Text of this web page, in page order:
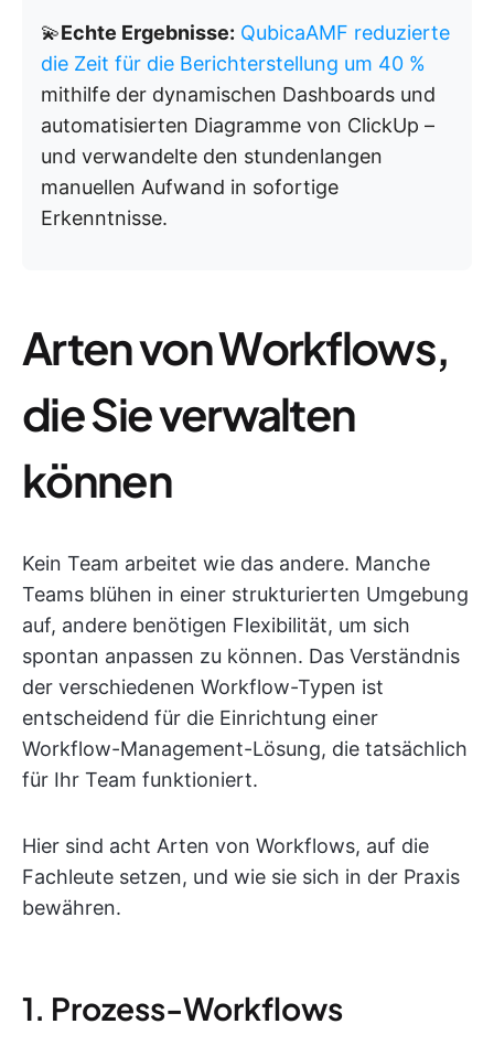
💫Echte Ergebnisse: QubicaAMF reduzierte
die Zeit für die Berichterstellung um 40 %
mithilfe der dynamischen Dashboards und
automatisierten Diagramme von ClickUp –
und verwandelte den stundenlangen
manuellen Aufwand in sofortige
Erkenntnisse.
Arten von Workflows,
die Sie verwalten
können
Kein Team arbeitet wie das andere. Manche
Teams blühen in einer strukturierten Umgebung
auf, andere benötigen Flexibilität, um sich
spontan anpassen zu können. Das Verständnis
der verschiedenen Workflow-Typen ist
entscheidend für die Einrichtung einer
Workflow-Management-Lösung, die tatsächlich
für Ihr Team funktioniert.
Hier sind acht Arten von Workflows, auf die
Fachleute setzen, und wie sie sich in der Praxis
bewähren.
1. Prozess-Workflows